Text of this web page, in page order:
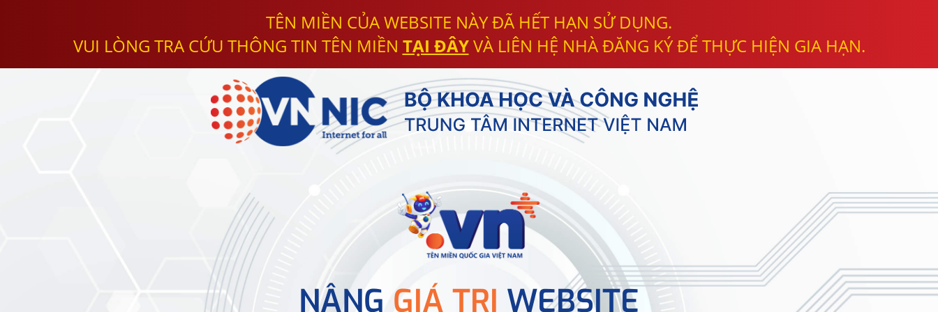
TÊN MIỀN CỦA WEBSITE NÀY ĐÃ HẾT HẠN SỬ DỤNG.
VUI LÒNG TRA CỨU THÔNG TIN TÊN MIỀN TẠI ĐÂYVÀ LIÊN HỆ NHÀ ĐĂNG KÝ ĐỂ THỰC HIỆN GIA HẠN.
NÂNG GIÁ TRỊ WEBSITE